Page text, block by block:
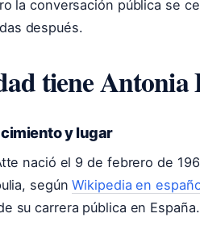
la conversación pública se
después.
tiene Antonia
y lugar
nació el 9 de febrero de
segúnWikipedia en
su carrera pública en España.